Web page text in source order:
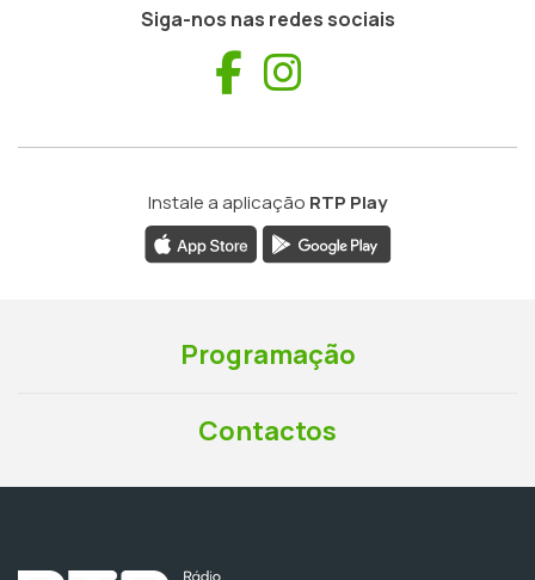
Siga-nos nas redes sociais
Facebook
Instale a aplicação RTP Play
Programação
Contactos